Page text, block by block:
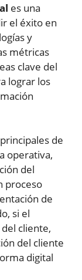
es una
el éxito en
y
métricas
clave del
lograr los
de
operativa,
del
proceso
de
si el
cliente,
del cliente
digital